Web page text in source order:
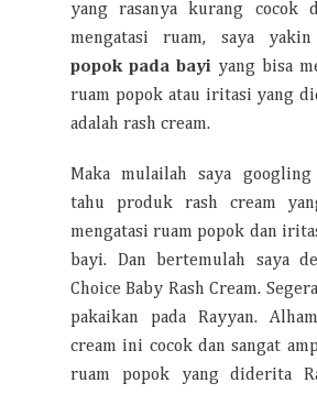
yang rasanya kurang cocok
mengatasi ruam, saya yakin
popok pada bayi yang bisa
ruam popok atau iritasi yang
adalah rash cream.
Maka mulailah saya
tahu produk rash cream
mengatasi ruam popok dan
bayi. Dan bertemulah saya
Choice Baby Rash Cream.
pakaikan pada Rayyan.
cream ini cocok dan sangat
ruam popok yang diderita